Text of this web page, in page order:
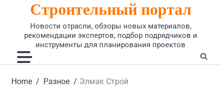
Строительный портал
Новости отрасли, обзоры новых материалов,
рекомендации экспертов, подбор подрядчиков и
инструменты для планирования проектов
Home Разное Элмак Строй